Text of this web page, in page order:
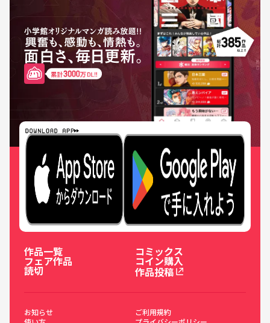
作品一覧
フェア作品
読切
コミックス
コイン購入
作品投稿
お知らせ
ご利用規約